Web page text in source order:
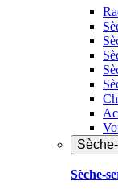
Sèche-